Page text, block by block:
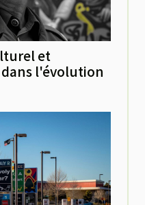
et
l'évolution